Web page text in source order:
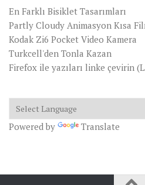
En Farklı Bisiklet Tasarımları
Partly Cloudy Animasyon Kısa
Kodak Zi6 Pocket Video Kamera
Turkcell'den Tonla Kazan
Firefox ile yazıları linke çevirin
Powered by Translate